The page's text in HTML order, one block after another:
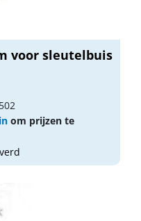
voor sleutelbuis
om prijzen te